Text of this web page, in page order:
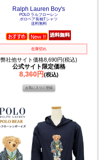
Ralph Lauren Boy's
POLO ラルフローレン
ポロベア長袖Tシャツ
送料無料
在庫切れ
弊社他サイト価格8,690円(税込)
公式サイト限定価格
8,360円(税込)